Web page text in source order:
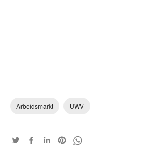
Arbeidsmarkt UWV